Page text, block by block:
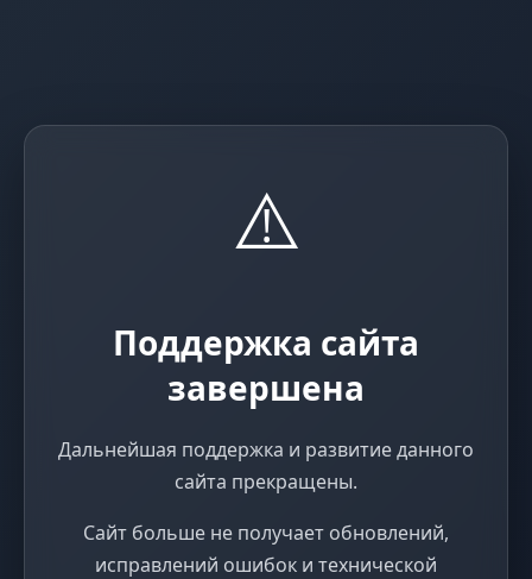
⚠️
Поддержка сайта
завершена
Дальнейшая поддержка и развитие данного
сайта прекращены.
Сайт больше не получает обновлений,
исправлений ошибок и технической